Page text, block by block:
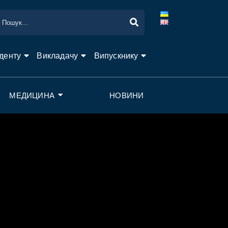
Викладачу Випускнику
МЕДИЦИНА НОВИНИ